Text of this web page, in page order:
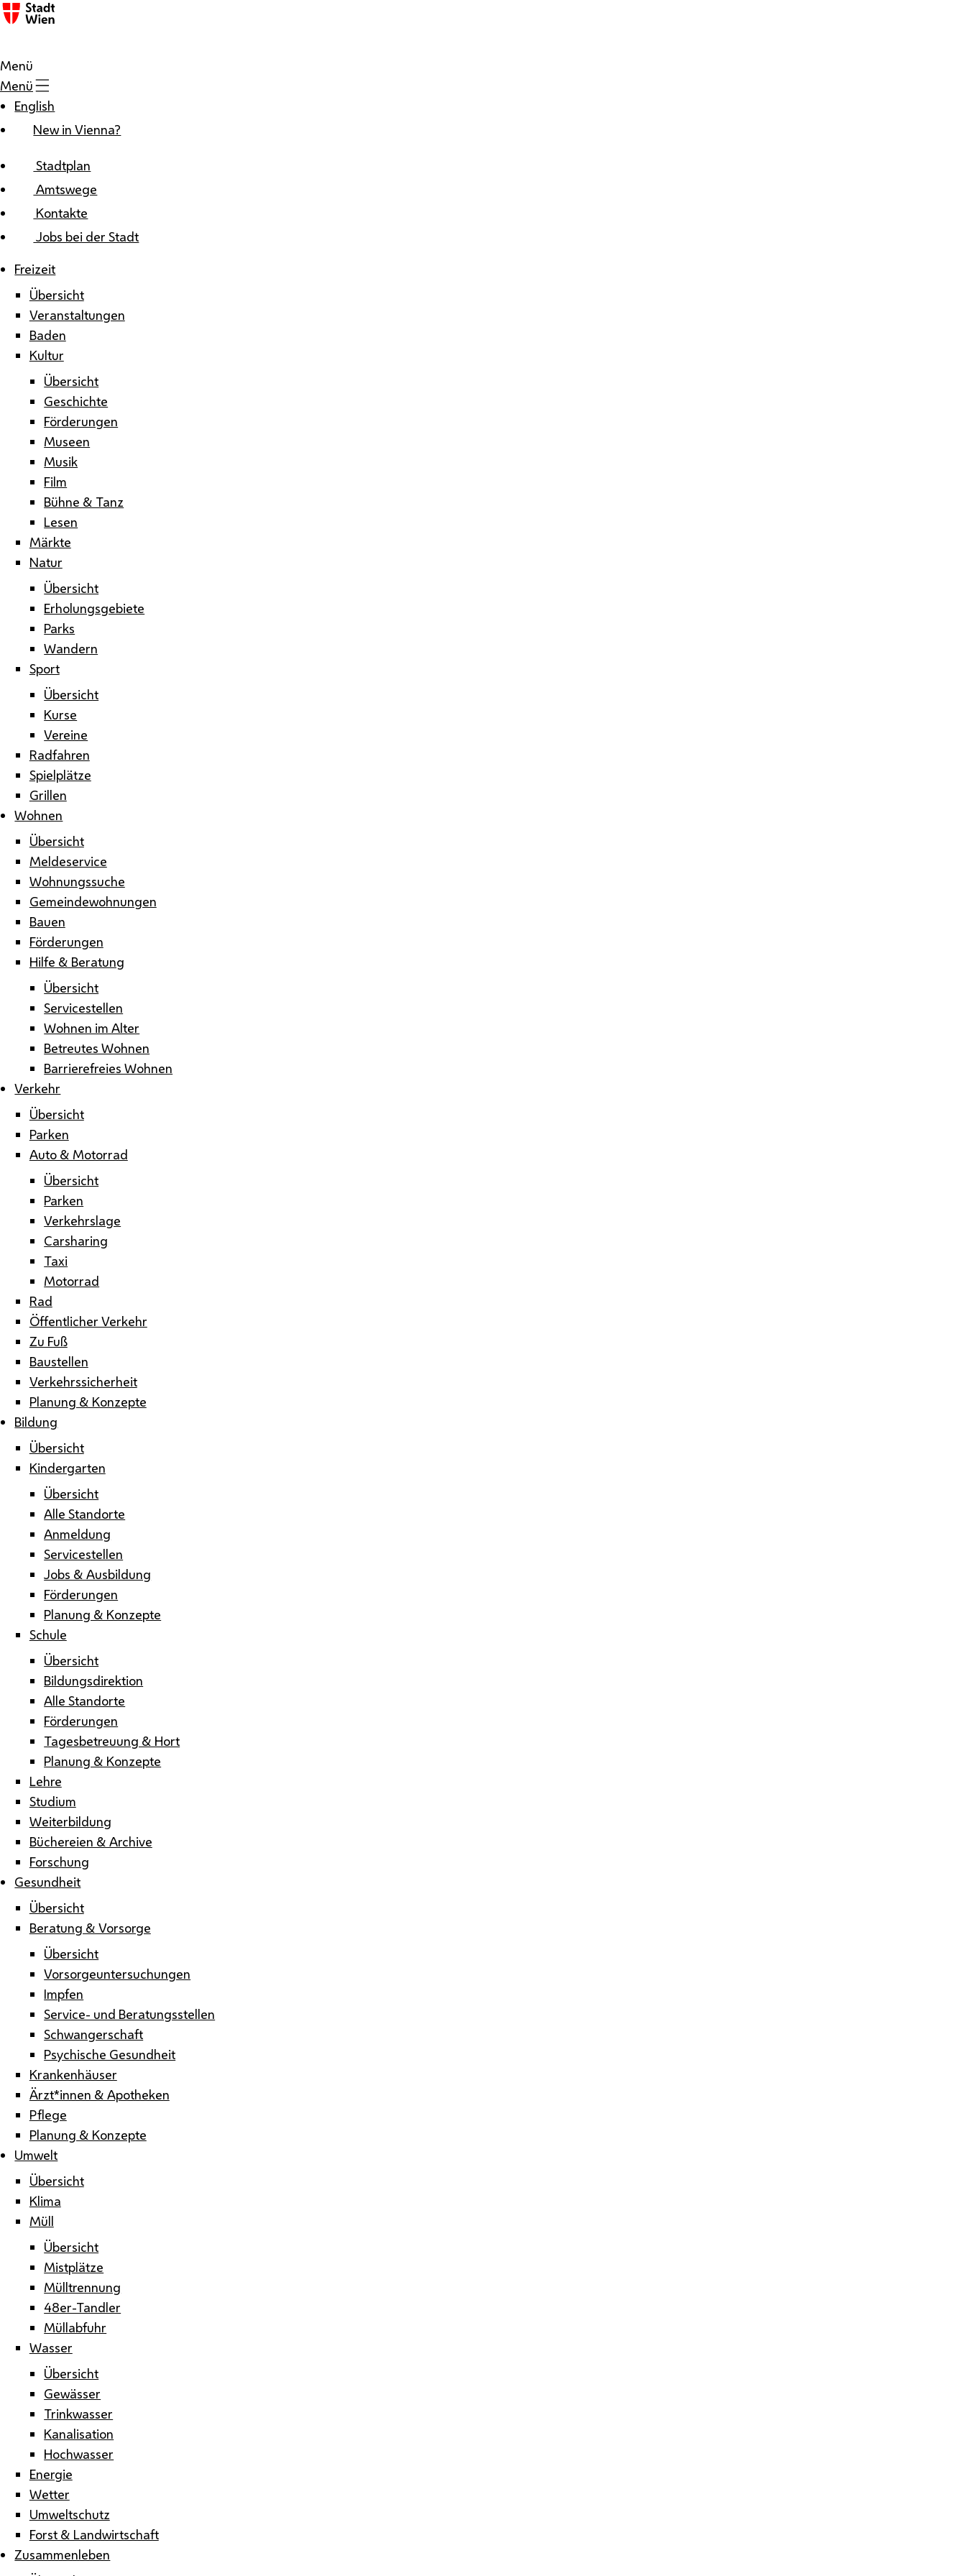
Zum Inhalt
Menü
Menü
English
New in Vienna?
Stadtplan
Amtswege
Kontakte
Jobs bei der Stadt
Freizeit
Übersicht
Veranstaltungen
Baden
Kultur
Übersicht
Geschichte
Förderungen
Museen
Musik
Film
Bühne & Tanz
Lesen
Märkte
Natur
Übersicht
Erholungsgebiete
Parks
Wandern
Sport
Übersicht
Kurse
Vereine
Radfahren
Spielplätze
Grillen
Wohnen
Übersicht
Meldeservice
Wohnungssuche
Gemeindewohnungen
Bauen
Förderungen
Hilfe & Beratung
Übersicht
Servicestellen
Wohnen im Alter
Betreutes Wohnen
Barrierefreies Wohnen
Verkehr
Übersicht
Parken
Auto & Motorrad
Übersicht
Parken
Verkehrslage
Carsharing
Taxi
Motorrad
Rad
Öffentlicher Verkehr
Zu Fuß
Baustellen
Verkehrssicherheit
Planung & Konzepte
Bildung
Übersicht
Kindergarten
Übersicht
Alle Standorte
Anmeldung
Servicestellen
Jobs & Ausbildung
Förderungen
Planung & Konzepte
Schule
Übersicht
Bildungsdirektion
Alle Standorte
Förderungen
Tagesbetreuung & Hort
Planung & Konzepte
Lehre
Studium
Weiterbildung
Büchereien & Archive
Forschung
Gesundheit
Übersicht
Beratung & Vorsorge
Übersicht
Vorsorgeuntersuchungen
Impfen
Service- und Beratungsstellen
Schwangerschaft
Psychische Gesundheit
Krankenhäuser
Ärzt*innen & Apotheken
Pflege
Planung & Konzepte
Umwelt
Übersicht
Klima
Müll
Übersicht
Mistplätze
Mülltrennung
48er-Tandler
Müllabfuhr
Wasser
Übersicht
Gewässer
Trinkwasser
Kanalisation
Hochwasser
Energie
Wetter
Umweltschutz
Forst & Landwirtschaft
Zusammenleben